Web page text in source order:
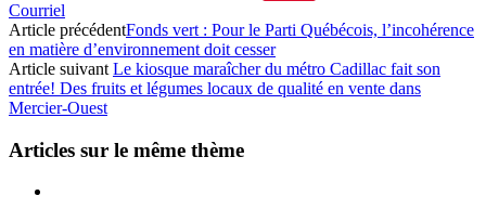
Courriel
Article précédentFonds vert : Pour le Parti Québécois, l’incohérence
en matière d’environnement doit cesser
Article suivant Le kiosque maraîcher du métro Cadillac fait son
entrée! Des fruits et légumes locaux de qualité en vente dans
Mercier-Ouest
Articles sur le même thème